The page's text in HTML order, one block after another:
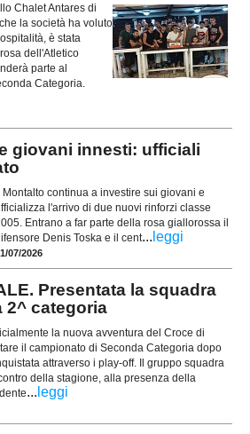
Chalet Antares di
la società ha voluto
è stata
dell'Atletico
parte al
Categoria.
giovani innesti: ufficiali
Il Montalto continua a investire sui giovani e
l'arrivo di due nuovi rinforzi classe
Entrano a far parte della rosa giallorossa il
Denis Toska e il cent... leggi
07/2026
Presentata la squadra
2^ categoria
la nuova avventura del Croce di
il campionato di Seconda Categoria dopo
attraverso i play-off. Il gruppo squadra
della stagione, alla presenza della
... leggi